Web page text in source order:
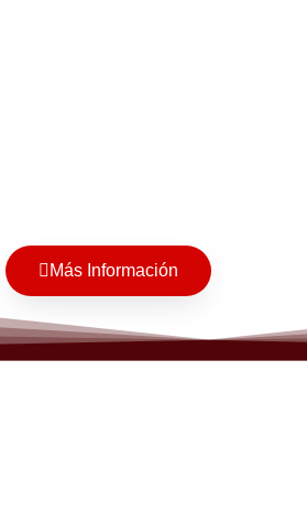
Más Información